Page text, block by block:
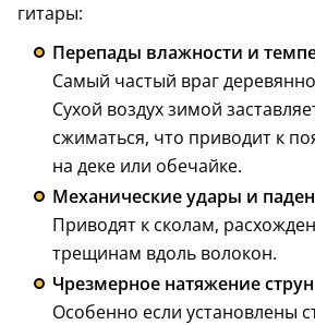
гитары:
Перепады влажности и
Самый частый враг
Сухой воздух зимой
сжиматься, что приводит к
на деке или обечайке.
Механические удары и
Приводят к сколам,
трещинам вдоль волокон.
Чрезмерное натяжение струн
Особенно если установлены